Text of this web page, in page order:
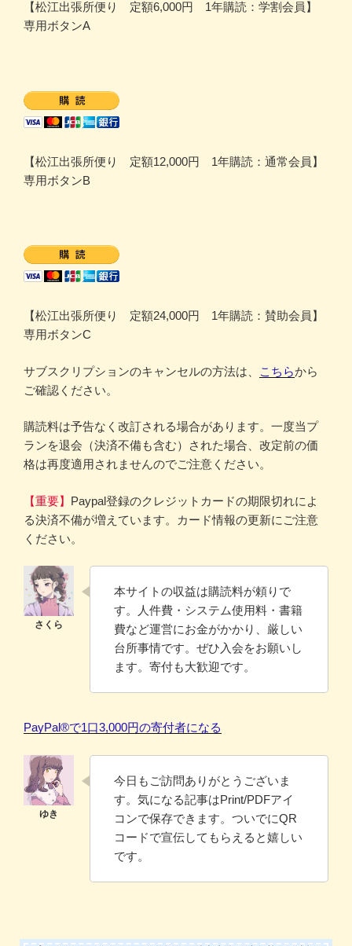
【松江出張所便り 定額6,000円 1年購読：学割会員】
専用ボタンA
【松江出張所便り 定額12,000円 1年購読：通常会員】
専用ボタンB
【松江出張所便り 定額24,000円 1年購読：賛助会員】
専用ボタンC
サブスクリプションのキャンセルの方法は、 こちらから
ご確認ください。
購読料は予告なく改訂される場合があります。一度当プ
ランを退会（決済不備も含む）された場合、改定前の価
格は再度適用されませんのでご注意ください。
【重要】 Paypal登録のクレジットカードの期限切れによ
る決済不備が増えています。カード情報の更新にご注意
ください。
本サイトの収益は購読料が頼りで
す。人件費・システム使用料・書籍
費など運営にお金がかかり、厳しい
台所事情です。ぜひ入会をお願いし
ます。寄付も大歓迎です。
PayPal®️で1口3,000円の寄付者になる
今日もご訪問ありがとうございま
す。気になる記事はPrint/PDFアイ
コンで保存できます。ついでにQR
コードで宣伝してもらえると嬉しい
です。